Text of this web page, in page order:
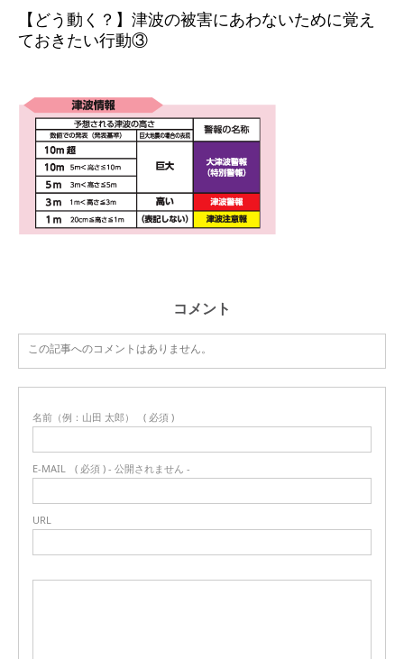
【どう動く？】津波の被害にあわないために覚え
ておきたい行動③
コメント
この記事へのコメントはありません。
名前（例：山田 太郎） ( 必須 )
E-MAIL ( 必須 ) - 公開されません -
URL